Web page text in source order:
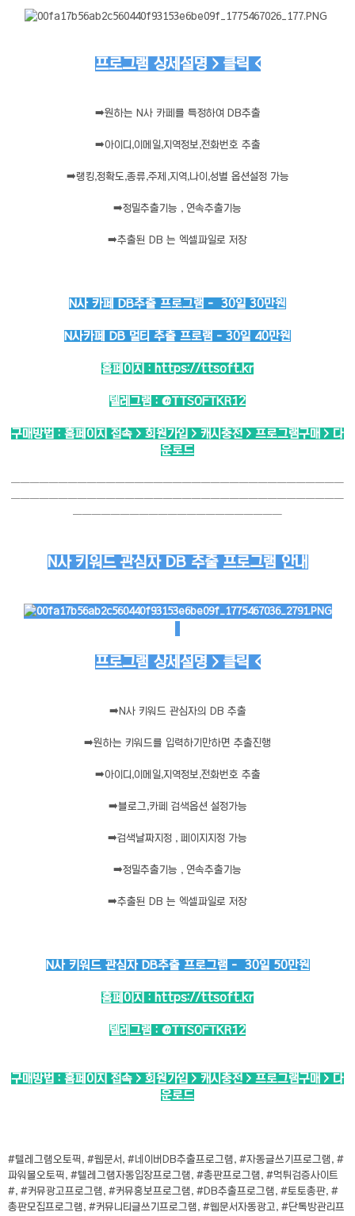
프로그램 상세설명 > 클릭 <
➡️원하는 N사 카페를 특정하여 DB추출
➡️아이디,이메일,지역정보,전화번호 추출
➡️랭킹,정확도,종류,주제,지역,나이,성별 옵션설정 가능
➡️정밀추출기능 , 연속추출기능
➡️추출된 DB 는 엑셀파일로 저장
N사 카페 DB추출 프로그램 - 30일 30만원
N사카페 DB 멀티 추출 프로램 - 30일 40만원
홈페이지 : https://ttsoft.kr
텔레그램 : @TTSOFTKR12
구매방법 : 홈페이지 접속 > 회원가입 > 캐시충전 > 프로그램구매 > 다
운로드
───────────────────────────────────
───────────────────────────────────
──────────────────────
N사 키워드 관심자 DB 추출 프로그램 안내
프로그램 상세설명 > 클릭 <
➡️ N사 키워드 관심자의 DB 추출
➡️원하는 키워드를 입력하기만하면 추출진행
➡️아이디,이메일,지역정보,전화번호 추출
➡️블로그,카페 검색옵션 설정가능
➡️검색날짜지정 , 페이지지정 가능
➡️정밀추출기능 , 연속추출기능
➡️추출된 DB 는 엑셀파일로 저장
N사 키워드 관심자 DB추출 프로그램 - 30일 50만원
홈페이지 : https://ttsoft.kr
텔레그램 : @TTSOFTKR12
구매방법 : 홈페이지 접속 > 회원가입 > 캐시충전 > 프로그램구매 > 다
운로드
#텔레그램오토픽, #웹문서, #네이버DB추출프로그램, #자동글쓰기프로그램, #
파워볼오토픽, #텔레그램자동입장프로그램, #총판프로그램, #먹튀검증사이트
#, #커뮤광고프로그램, #커뮤홍보프로그램, #DB추출프로그램, #토토총판, #
총판모집프로그램, #커뮤니티글쓰기프로그램, #웹문서자동광고, #단톡방관리프